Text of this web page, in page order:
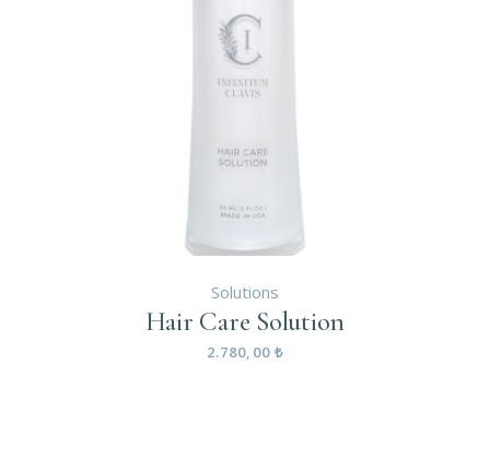
Solutions
Hair Care Solution
2.780,00 ₺